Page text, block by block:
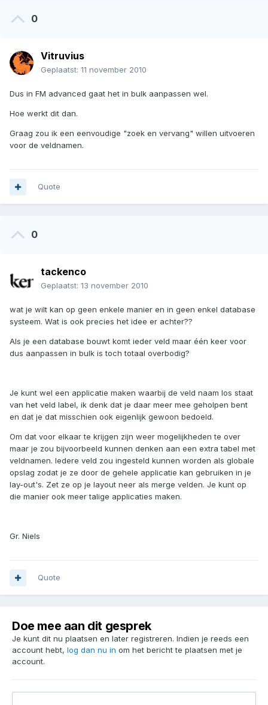
0
Vitruvius
Geplaatst: 11 november 2010
Dus in FM advanced gaat het in bulk aanpassen wel.
Hoe werkt dit dan.
Graag zou ik een eenvoudige "zoek en vervang" willen uitvoeren
voor de veldnamen.
Quote
0
tackenco
Geplaatst: 13 november 2010
wat je wilt kan op geen enkele manier en in geen enkel database
systeem. Wat is ook precies het idee er achter??
Als je een database bouwt komt ieder veld maar één keer voor
dus aanpassen in bulk is toch totaal overbodig?
Je kunt wel een applicatie maken waarbij de veld naam los staat
van het veld label, ik denk dat je daar meer mee geholpen bent
en dat je dat misschien ook eigenlijk gewoon bedoeld.
Om dat voor elkaar te krijgen zijn weer mogelijkheden te over
maar je zou bijvoorbeeld kunnen denken aan een extra tabel met
veldnamen. Iedere veld zou ingesteld kunnen worden als globale
opslag zodat je ze door de gehele applicatie kan gebruiken in je
lay-out's. Zet ze op je layout neer als merge velden. Je kunt op
die manier ook meer talige applicaties maken.
Gr. Niels
Quote
Doe mee aan dit gesprek
Je kunt dit nu plaatsen en later registreren. Indien je reeds een
account hebt, log dan nu in om het bericht te plaatsen met je
account.